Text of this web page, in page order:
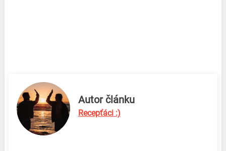
Autor článku
Recepťáci :)